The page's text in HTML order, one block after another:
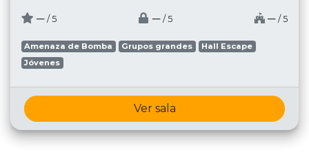
─ / 5 ─ / 5 ─ / 5
Amenaza de Bomba Grupos grandes
Hall Escape
Jóvenes
Ver sala